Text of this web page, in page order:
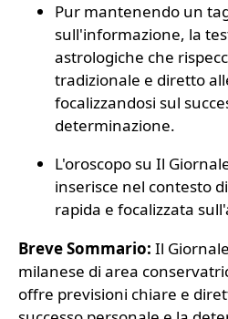
Pur mantenendo un
sull'informazione, la
astrologiche che
tradizionale e diretto
focalizzandosi sul
determinazione.
L'oroscopo su Il
inserisce nel contesto
rapida e focalizzata
Breve Sommario: Il
milanese di area
offre previsioni chiare e